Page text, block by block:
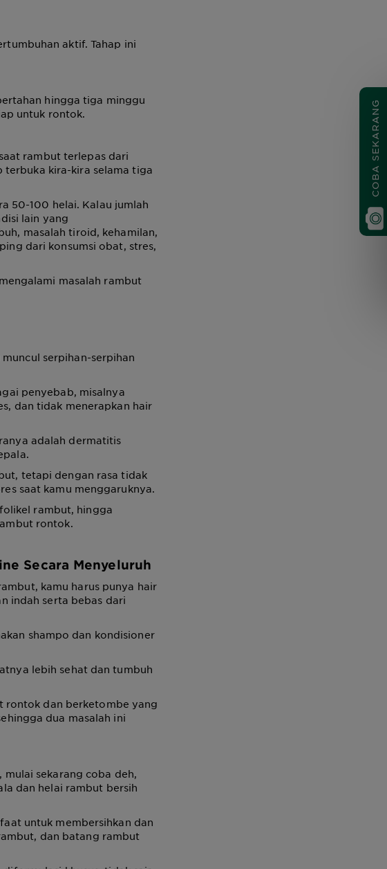
aktif. Tahap ini
hingga tiga minggu
untuk rontok.
rambut terlepas dari
kira-kira selama tiga
50-100 helai. Kalau jumlah
lain yang
masalah tiroid, kehamilan,
dari konsumsi obat, stres,
masalah rambut
serpihan-serpihan
penyebab, misalnya
dan tidak menerapkan hair
adalah dermatitis
tetapi dengan rasa tidak
saat kamu menggaruknya.
rambut, hingga
rontok.
Secara Menyeluruh
kamu harus punya hair
indah serta bebas dari
shampo dan kondisioner
lebih sehat dan tumbuh
rontok dan berketombe yang
dua masalah ini
mulai sekarang coba deh,
dan helai rambut bersih
untuk membersihkan dan
dan batang rambut
COBA SEKARANG